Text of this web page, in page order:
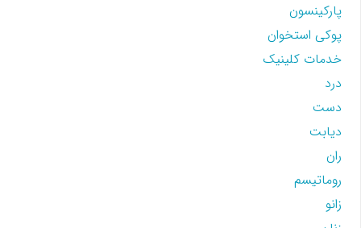
پارکینسون
پوکی استخوان
خدمات کلینیک
درد
دست
دیابت
ران
روماتیسم
زانو